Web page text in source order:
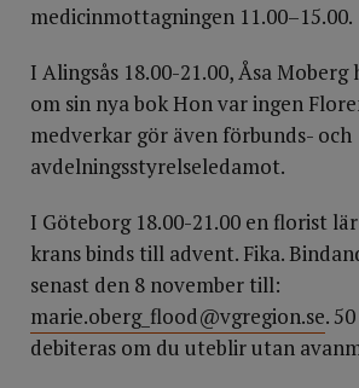
medicinmottagningen 11.00–15.00.
I Alingsås 18.00-21.00, Åsa
om sin nya bok Hon var ingen
medverkar gör även förbunds- och
avdelningsstyrelseledamot.
I Göteborg 18.00-21.00 en florist
krans binds till advent. Fika.
senast den 8 november till:
marie.oberg_flood@vgregion.se.
debiteras om du uteblir utan